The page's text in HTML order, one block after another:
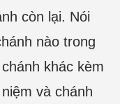
còn lại. Nói
nào trong
khác kèm
và chánh